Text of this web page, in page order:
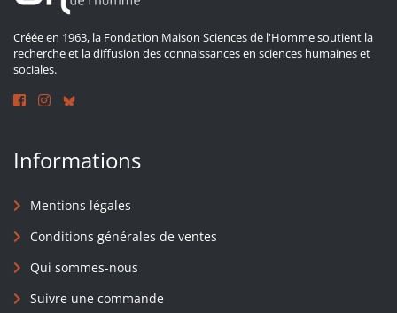
Créée en 1963, la Fondation Maison Sciences de l'Homme soutient la
recherche et la diffusion des connaissances en sciences humaines et
sociales.
Informations
Mentions légales
Conditions générales de ventes
Qui sommes-nous
Suivre une commande